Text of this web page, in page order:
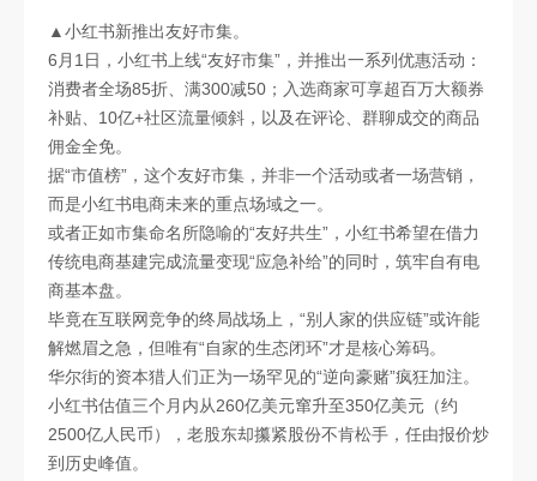
▲小红书新推出友好市集。
6月1日，小红书上线“友好市集”，并推出一系列优惠活动：
消费者全场85折、满300减50；入选商家可享超百万大额券
补贴、10亿+社区流量倾斜，以及在评论、群聊成交的商品
佣金全免。
据“市值榜”，这个友好市集，并非一个活动或者一场营销，
而是小红书电商未来的重点场域之一。
或者正如市集命名所隐喻的“友好共生”，小红书希望在借力
传统电商基建完成流量变现“应急补给”的同时，筑牢自有电
商基本盘。
毕竟在互联网竞争的终局战场上，“别人家的供应链”或许能
解燃眉之急，但唯有“自家的生态闭环”才是核心筹码。
华尔街的资本猎人们正为一场罕见的“逆向豪赌”疯狂加注。
小红书估值三个月内从260亿美元窜升至350亿美元（约
2500亿人民币），老股东却攥紧股份不肯松手，任由报价炒
到历史峰值。